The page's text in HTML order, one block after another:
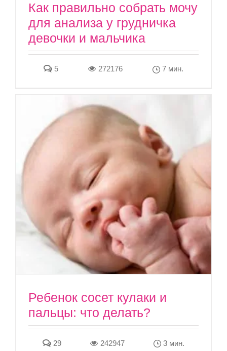
Как правильно собрать мочу
для анализа у грудничка
девочки и мальчика
5 272176 7 мин.
Ребенок сосет кулаки и
пальцы: что делать?
29 242947 3 мин.